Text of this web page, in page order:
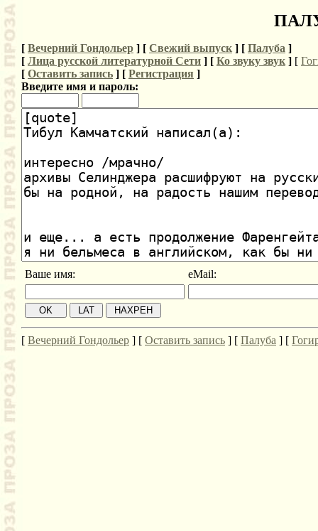
[ Вечерний Гондольер ] [ Свежий выпуск ] [ Палуба ]
[ Лица русской литературной Сети ] [ Ко звуку звук ] [
[ Оставить запись ] [ Регистрация ]
Введите имя и пароль:
Ваше имя: eMail:
[ Вечерний Гондольер ] [ Оставить запись ] [ Палуба ] [